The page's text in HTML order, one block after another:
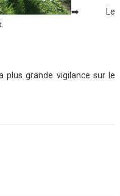
➡️ Le
grande vigilance sur le